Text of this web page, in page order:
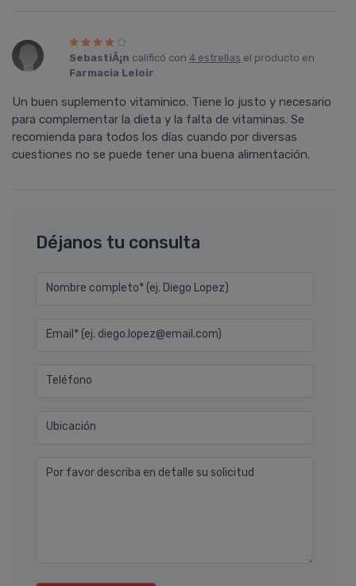
SebastiÃ¡n calificó con 4 estrellas el producto en
Farmacia Leloir.
Un buen suplemento vitaminico. Tiene lo justo y necesario
para complementar la dieta y la falta de vitaminas. Se
recomienda para todos los dí­as cuando por diversas
cuestiones no se puede tener una buena alimentación.
Déjanos tu consulta
Nombre completo* (ej. Diego Lopez)
Email* (ej. diego.lopez@email.com)
Teléfono
Ubicación
Por favor describa en detalle su solicitud